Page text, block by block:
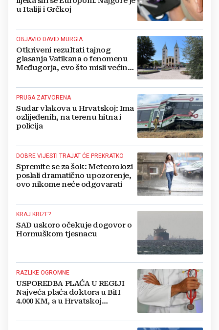
u Italiji i Grčkoj
OBJAVIO DAVID MURGIA
Otkriveni rezultati tajnog
glasanja Vatikana o fenomenu
Međugorja, evo što misli većina
PRUGA ZATVORENA
Sudar vlakova u Hrvatskoj: Ima
ozlijeđenih, na terenu hitna i
policija
DOBRE VIJESTI TRAJAT ĆE PREKRATKO
Spremite se za šok: Meteorolozi
poslali dramatično upozorenje,
ovo nikome neće odgovarati
KRAJ KRIZE?
SAD uskoro očekuje dogovor o
Hormuškom tjesnacu
RAZLIKE OGROMNE
USPOREDBA PLAĆA U REGIJI
Najveća plaća doktora u BiH
4.000 KM, a u Hrvatskoj